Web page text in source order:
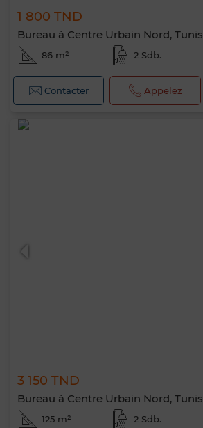
1 800 TND
Bureau à Centre Urbain Nord, Tunis
86 m² 2 Sdb.
Contacter Appelez
3 150 TND
Bureau à Centre Urbain Nord, Tunis
125 m² 2 Sdb.